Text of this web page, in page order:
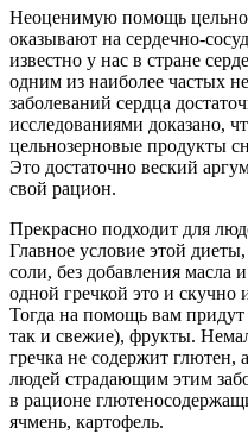
Неоценимую помощь
оказывают на сердечно-
известно у нас в стране
одним из наиболее частых
заболеваний сердца
исследованиями доказано,
цельнозерновые продукты
Это достаточно веский
свой рацион.
Прекрасно подходит для
Главное условие этой
соли, без добавления масла
одной гречкой это и скучно
Тогда на помощь вам
так и свежие), фрукты.
гречка не содержит глютен,
людей страдающим этим
в рационе
ячмень, картофель.